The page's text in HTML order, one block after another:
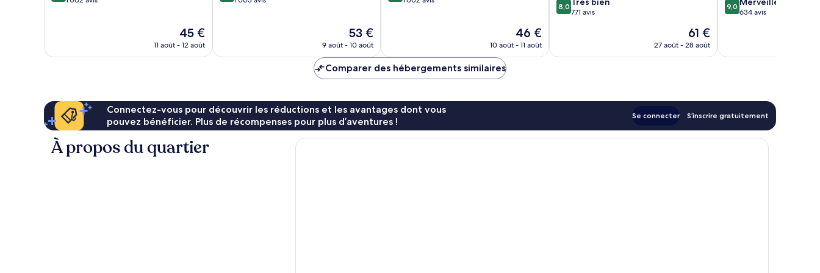
Le
nouveau
45 €
11 août - 12 août
Le
nouveau
de
53 €
9 août - 10 août
Le
nouveau
46 €
10 août - 11 août
sur
771 avis
8,0
771 avis
Le
nouveau
61 €
27 août - 28 août
sur
9,0
634 avis
Comparer des hébergements similaires
Connectez-vous pour découvrir les réductions et les avantages dont vous
pouvez bénéficier. Plus de récompenses pour plus d’aventures !
Se connecter S’inscrire gratuitement
À propos du quartier